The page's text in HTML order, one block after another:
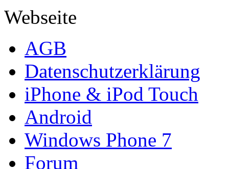
Webseite
AGB
Datenschutzerklärung
iPhone & iPod Touch
Android
Windows Phone 7
Forum